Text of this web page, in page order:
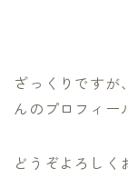
ざっくりですが
んのプロフィー
どうぞよろしく